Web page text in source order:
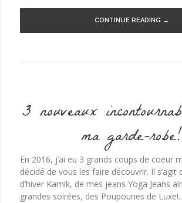
CONTINUE READING →
3 nouveaux
ma garde-robe!
En 2016, j’ai eu 3 grands coups de coeur
décidé de vous les faire découvrir. Il s’agit
d’hiver Kamik, de mes jeans Yoga Jeans
grandes soirées, des Poupounes de